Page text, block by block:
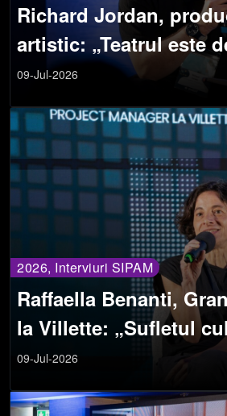
Richard Jordan,
artistic: „Teatrul este
învățare și descoperire”
09-Jul-2026
2026, Interviuri SIPAM
Raffaella Benanti,
la Villette: „Sufletul
creezi ceva
09-Jul-2026